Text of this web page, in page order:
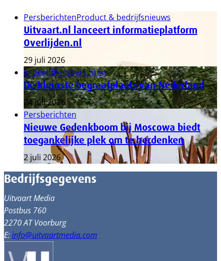
PersberichtenProduct & bedrijfsnieuws
Uitvaart.nl lanceert informatieplatform
Overlijden.nl
29 juli 2026
In beeldPersberichten
De kleinste begraafplaats van Nederland
24 juli 2026
Persberichten
Nieuwe Gedenkboom bij Moscowa biedt
toegankelijke plek om te herdenken
2 juli 2026
Bedrijfsgegevens
Uitvaart Media
Postbus 760
2270 AT Voorburg
E:info@uitvaartmedia.com